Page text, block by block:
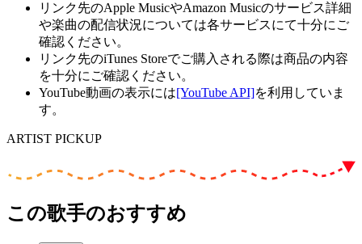
リンク先のApple MusicやAmazon Musicのサービス詳細
や楽曲の配信状況については各サービスにて十分にご
確認ください。
リンク先のiTunes Storeでご購入される際は商品の内容
を十分にご確認ください。
YouTube動画の表示には[YouTube API]を利用していま
す。
ARTIST PICKUP
この歌手のおすすめ